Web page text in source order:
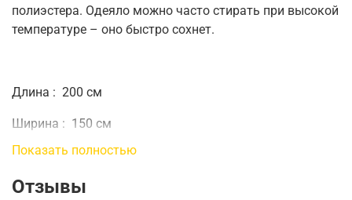
полиэстера. Одеяло можно часто стирать при высокой
температуре – оно быстро сохнет.
Длина : 200 см
Ширина : 150 см
Вес наполнителя 1:450 г
Вес 2:840 г
Показать полностью
Отзывы